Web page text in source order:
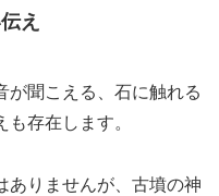
え
が聞こえる、石に触れる
存在します。
ありませんが、古墳の神